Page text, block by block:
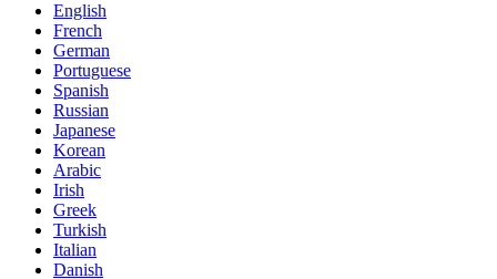
English
French
German
Portuguese
Spanish
Russian
Japanese
Korean
Arabic
Irish
Greek
Turkish
Italian
Danish